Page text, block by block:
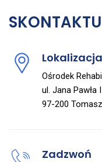
Lokalizacja
Ośrodek
ul. Jana Pawła
97-200
Zadzwoń